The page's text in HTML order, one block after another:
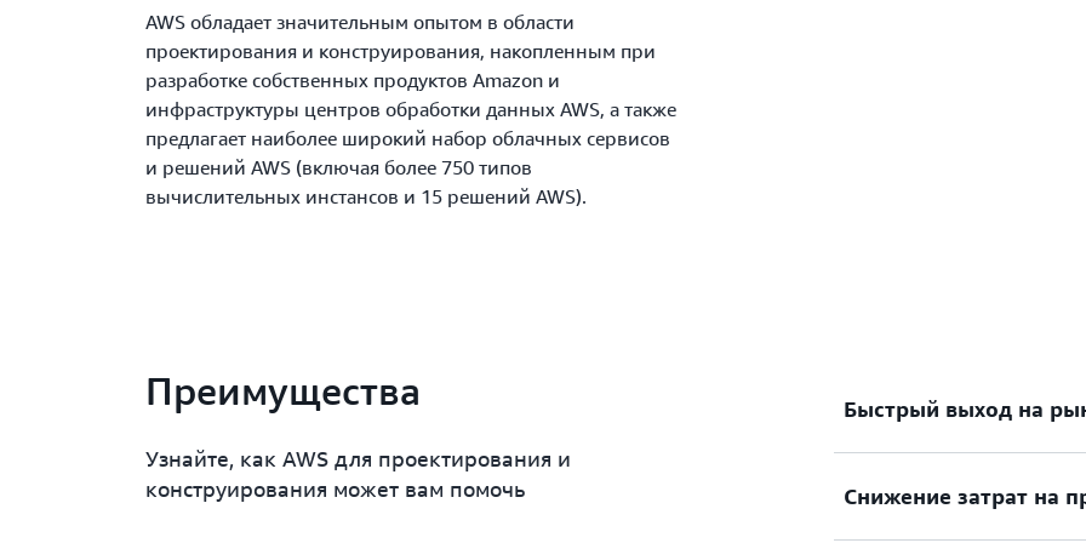
AWS обладает значительным опытом в области
проектирования и конструирования, накопленным при
разработке собственных продуктов Amazon и
инфраструктуры центров обработки данных AWS, а также
предлагает наиболее широкий набор облачных сервисов
и решений AWS (включая более 750 типов
вычислительных инстансов и 15 решений AWS).
Преимущества
Узнайте, как AWS для проектирования и
конструирования может вам помочь
Быстрый выход на
быстрее благодаря
вычислительным
Снижение затрат на